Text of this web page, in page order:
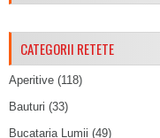
CATEGORII RETETE
Aperitive (118)
Bauturi (33)
Bucataria Lumii (49)